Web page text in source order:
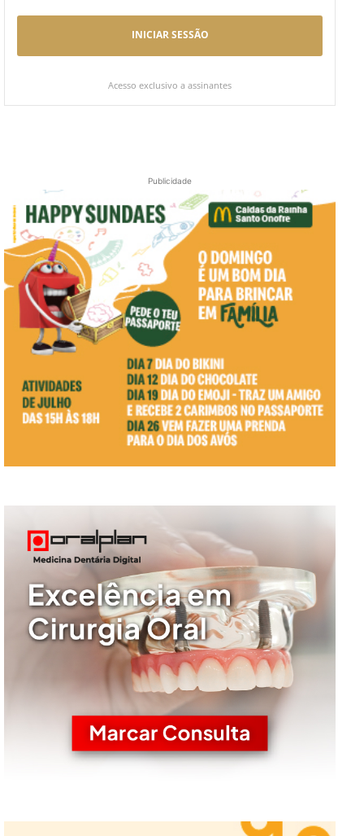
INICIAR SESSÃO
Acesso exclusivo a assinantes
Publicidade